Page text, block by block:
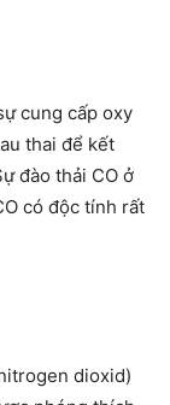
cung cấp oxy
thai để kết
đào thải CO ở
có độc tính rất
dioxid)